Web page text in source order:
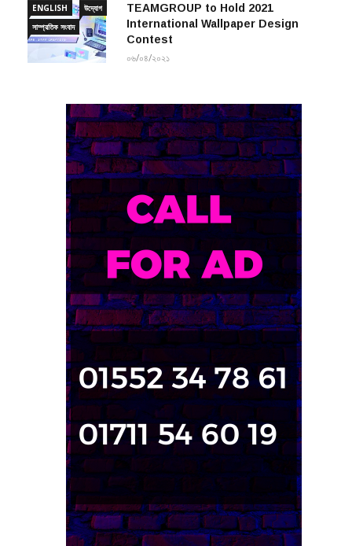
ENGLISH
উদ্যোগ
সাম্প্রতিক সংবাদ
TEAMGROUP to Hold 2021
International Wallpaper Design
Contest
০৬/০৪/২০২১